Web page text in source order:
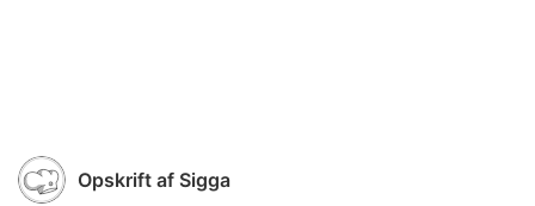
Opskrift af Sigga